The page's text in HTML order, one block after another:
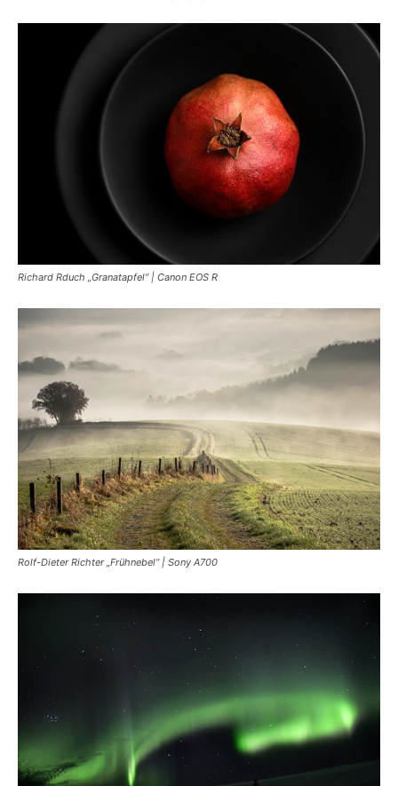
Richard Rduch „Granatapfel“ | Canon EOS R
Rolf-Dieter Richter „Frühnebel“ | Sony A700